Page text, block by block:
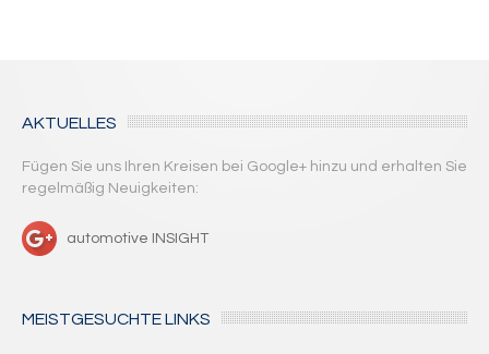
AKTUELLES
Fügen Sie uns Ihren Kreisen bei Google+ hinzu und erhalten Sie
regelmäßig Neuigkeiten:
automotive INSIGHT
MEISTGESUCHTE LINKS